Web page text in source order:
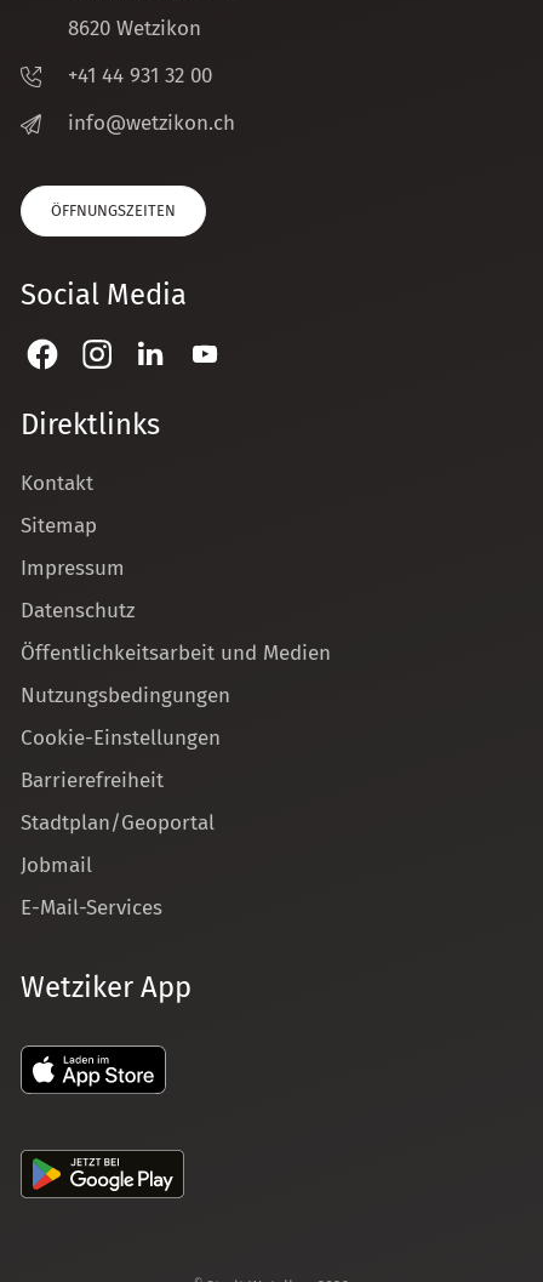
8620 Wetzikon
+41 44 931 32 00
nf
w tz k n ch
ÖFFNUNGSZEITEN
Social Media
Direktlinks
Kontakt
Sitemap
Impressum
Datenschutz
Öffentlichkeitsarbeit und Medien
Nutzungsbedingungen
Cookie-Einstellungen
Barrierefreiheit
Stadtplan/Geoportal
Jobmail
E-Mail-Services
Wetziker App